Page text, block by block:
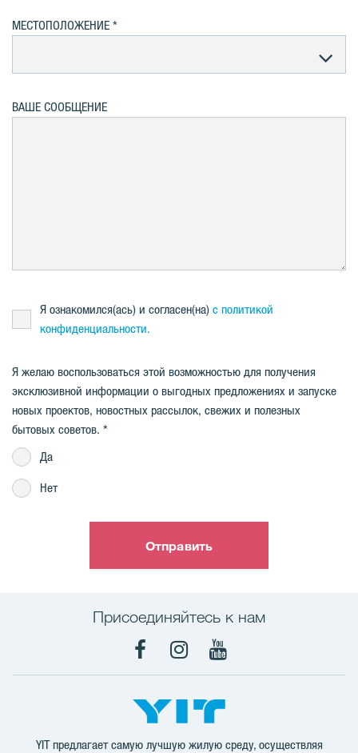
MЕСТОПОЛОЖЕНИЕ
ВАШЕ СООБЩЕНИЕ
Я ознакомился(ась) и согласен(на) с политикой
конфиденциальности.
Я желаю воспользоваться этой возможностью для получения
эксклюзивной информации о выгодных предложениях и запуске
новых проектов, новостных рассылок, свежих и полезных
бытовых советов.
Да
Нет
Отправить
Присоединяйтесь к нам
FacebookInstagram
YouTube
YIT предлагает самую лучшую жилую среду, осуществляя